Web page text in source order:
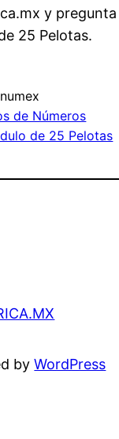
y
25 Pelotas.
de Números
de 25 Pelotas
byWordPress